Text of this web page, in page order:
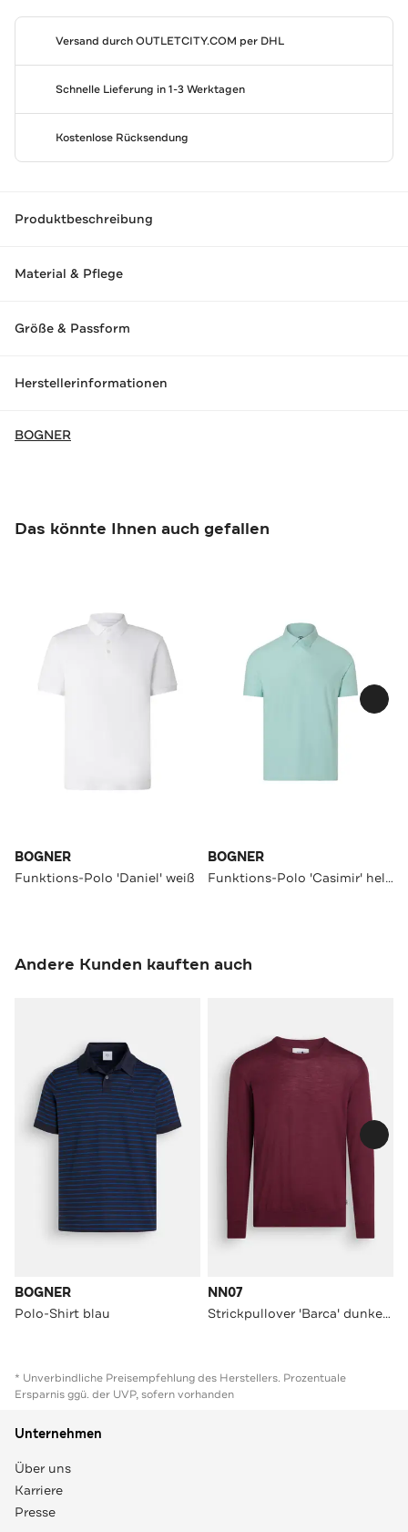
Versand durchOUTLETCITY.COM per DHL
Schnelle Lieferung in 1-3 Werktagen
Kostenlose Rücksendung
Produktbeschreibung
Material & Pflege
Größe & Passform
Herstellerinformationen
BOGNER
Das könnte Ihnen auch gefallen
BOGNER
Funktions-Polo 'Daniel' weiß
BOGNER
Funktions-Polo 'Casimir' hellblau
Andere Kunden kauften auch
BOGNER
Polo-Shirt blau
NN07
Strickpullover 'Barca' dunkelrot
* Unverbindliche Preisempfehlung des Herstellers. Prozentuale
Ersparnis ggü. der UVP, sofern vorhanden
Unternehmen
Über uns
Karriere
Presse